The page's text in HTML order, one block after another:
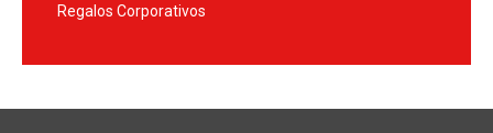
Regalos Corporativos